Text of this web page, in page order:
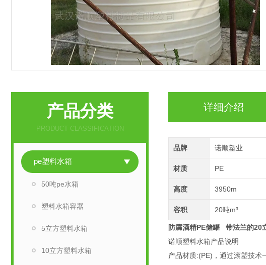
产品分类
PRODUCT CLASSIFICATION
pe塑料水箱
50吨pe水箱
塑料水箱容器
5立方塑料水箱
10立方塑料水箱
详细介绍
品牌 诺顺塑业
材质 PE
高度 3950m
容积 20吨m³
防腐酒精PE储罐 带法兰的20
诺顺塑料水箱产品说明
产品材质:(PE)，通过滚塑技术